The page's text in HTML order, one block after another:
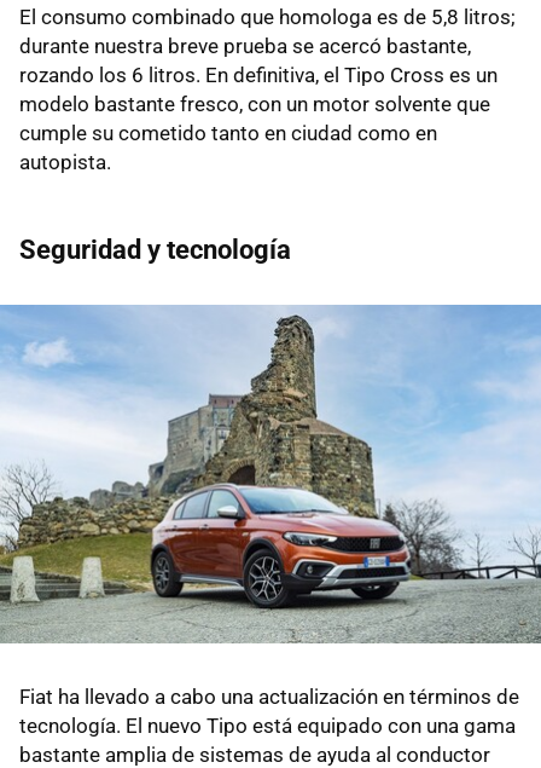
El consumo combinado que homologa es de 5,8 litros;
durante nuestra breve prueba se acercó bastante,
rozando los 6 litros. En definitiva, el Tipo Cross es un
modelo bastante fresco, con un motor solvente que
cumple su cometido tanto en ciudad como en
autopista.
Seguridad y tecnología
Fiat ha llevado a cabo una actualización en términos de
tecnología. El nuevo Tipo está equipado con una gama
bastante amplia de sistemas de ayuda al conductor